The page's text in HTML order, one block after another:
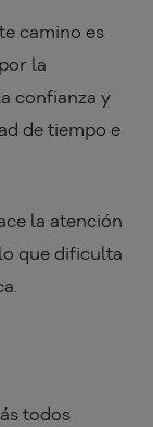
camino es
la
confianza y
de tiempo e
la atención
que dificulta
todos